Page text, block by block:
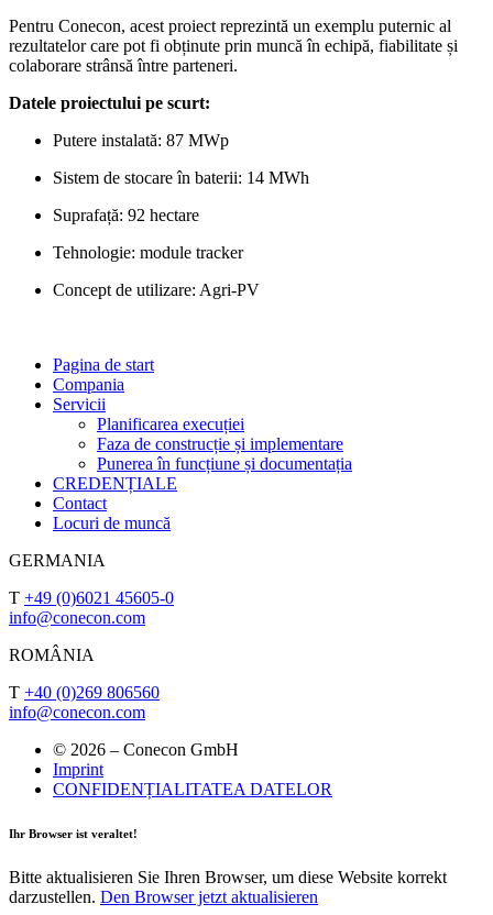
Pentru Conecon, acest proiect reprezintă un exemplu puternic al
rezultatelor care pot fi obținute prin muncă în echipă, fiabilitate și
colaborare strânsă între parteneri.
Datele proiectului pe scurt:
Putere instalată: 87 MWp
Sistem de stocare în baterii: 14 MWh
Suprafață: 92 hectare
Tehnologie: module tracker
Concept de utilizare: Agri-PV
Pagina de start
Compania
Servicii
Planificarea execuției
Faza de construcție și implementare
Punerea în funcțiune și documentația
CREDENȚIALE
Contact
Locuri de muncă
GERMANIA
T +49 (0)6021 45605-0
info@conecon.com
ROMÂNIA
T +40 (0)269 806560
info@conecon.com
© 2026 – Conecon GmbH
Imprint
CONFIDENȚIALITATEA DATELOR
Ihr Browser ist veraltet!
Bitte aktualisieren Sie Ihren Browser, um diese Website korrekt
darzustellen. Den Browser jetzt aktualisieren